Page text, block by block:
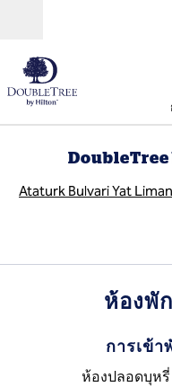
Ataturk Bulvari Yat
ห้องพั
การเข้
ห้องปลอดบุหรี่